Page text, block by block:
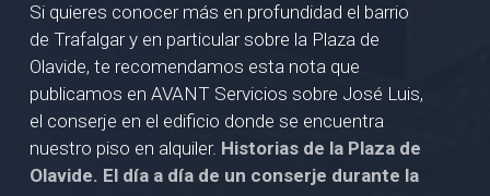
Si quieres conocer más en profundidad el barrio
de Trafalgar y en particular sobre la Plaza de
Olavide, te recomendamos esta nota que
publicamos en AVANT Servicios sobre José Luis,
el conserje en el edificio donde se encuentra
nuestro piso en alquiler. Historias de la Plaza de
Olavide. El día a día de un conserje durante la